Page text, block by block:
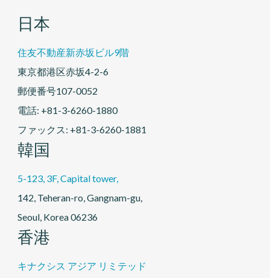
日本
住友不動産新赤坂ビル9階
東京都港区赤坂4-2-6
郵便番号107-0052
電話: +81-3-6260-1880
ファックス: +81-3-6260-1881
韓国
5-123, 3F, Capital tower,
142, Teheran-ro, Gangnam-gu,
Seoul, Korea 06236
香港
キナクシス アジア リミテッド